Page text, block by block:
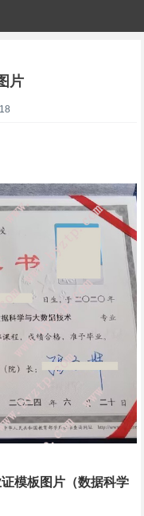
片
模板图片（数据科学